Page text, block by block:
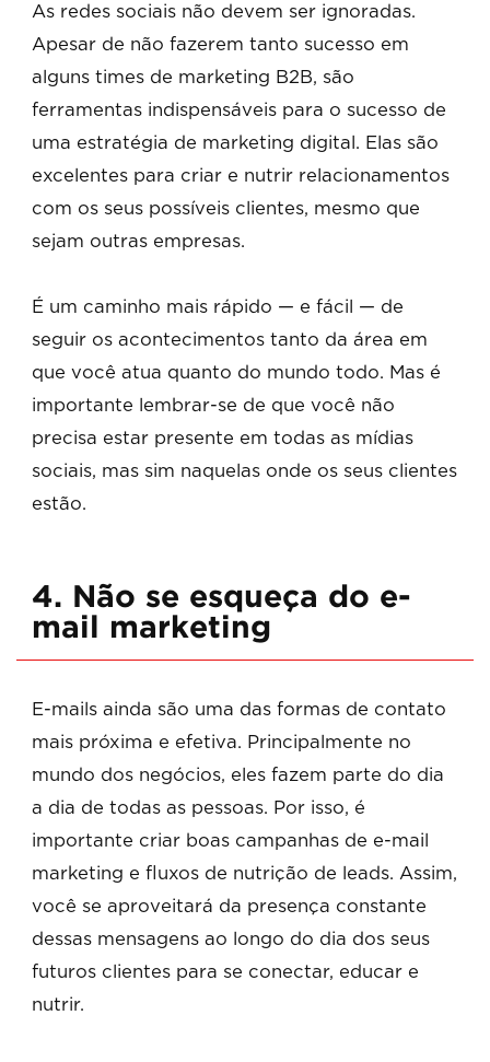
As redes sociais não devem ser ignoradas.
Apesar de não fazerem tanto sucesso em
alguns times de marketing B2B, são
ferramentas indispensáveis para o sucesso de
uma estratégia de marketing digital. Elas são
excelentes para criar e nutrir relacionamentos
com os seus possíveis clientes, mesmo que
sejam outras empresas.
É um caminho mais rápido — e fácil — de
seguir os acontecimentos tanto da área em
que você atua quanto do mundo todo. Mas é
importante lembrar-se de que você não
precisa estar presente em todas as mídias
sociais, mas sim naquelas onde os seus clientes
estão.
4. Não se esqueça do e-
mail marketing
E-mails ainda são uma das formas de contato
mais próxima e efetiva. Principalmente no
mundo dos negócios, eles fazem parte do dia
a dia de todas as pessoas. Por isso, é
importante criar boas campanhas de e-mail
marketing e fluxos de nutrição de leads. Assim,
você se aproveitará da presença constante
dessas mensagens ao longo do dia dos seus
futuros clientes para se conectar, educar e
nutrir.